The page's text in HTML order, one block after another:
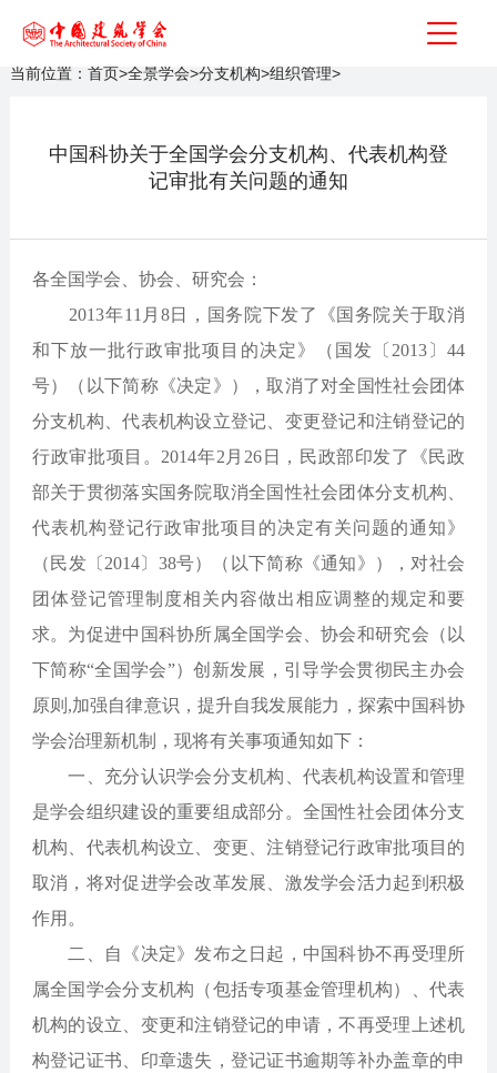
当前位置： 首页>全景学会>分支机构>组织管理>
中国科协关于全国学会分支机构、代表机构登
记审批有关问题的通知
各全国学会、协会、研究会：
2013年11月8日，国务院下发了《国务院关于取消
和下放一批行政审批项目的决定》（国发〔2013〕44
号）（以下简称《决定》），取消了对全国性社会团体
分支机构、代表机构设立登记、变更登记和注销登记的
行政审批项目。2014年2月26日，民政部印发了《民政
部关于贯彻落实国务院取消全国性社会团体分支机构、
代表机构登记行政审批项目的决定有关问题的通知》
（民发〔2014〕38号）（以下简称《通知》），对社会
团体登记管理制度相关内容做出相应调整的规定和要
求。为促进中国科协所属全国学会、协会和研究会（以
下简称“全国学会”）创新发展，引导学会贯彻民主办会
原则,加强自律意识，提升自我发展能力，探索中国科协
学会治理新机制，现将有关事项通知如下：
一、充分认识学会分支机构、代表机构设置和管理
是学会组织建设的重要组成部分。全国性社会团体分支
机构、代表机构设立、变更、注销登记行政审批项目的
取消，将对促进学会改革发展、激发学会活力起到积极
作用。
二、自《决定》发布之日起，中国科协不再受理所
属全国学会分支机构（包括专项基金管理机构）、代表
机构的设立、变更和注销登记的申请，不再受理上述机
构登记证书、印章遗失，登记证书逾期等补办盖章的申